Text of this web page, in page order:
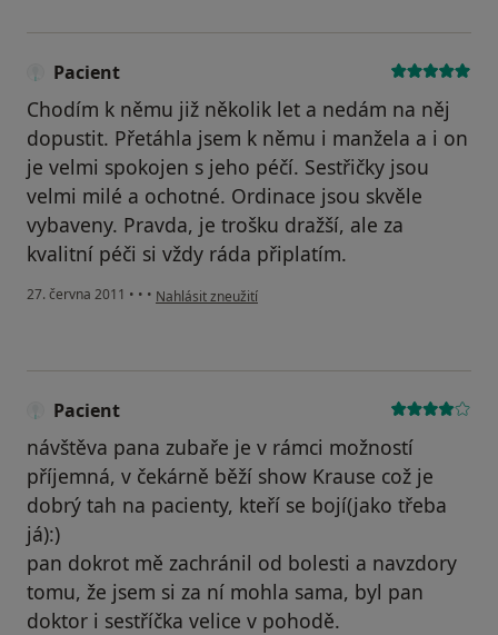
Pacient
Chodím k němu již několik let a nedám na něj
dopustit. Přetáhla jsem k němu i manžela a i on
je velmi spokojen s jeho péčí. Sestřičky jsou
velmi milé a ochotné. Ordinace jsou skvěle
vybaveny. Pravda, je trošku dražší, ale za
kvalitní péči si vždy ráda připlatím.
27. června 2011 • • • podle názoru uživatele Pacient
Nahlásit zneužití
Pacient
návštěva pana zubaře je v rámci možností
příjemná, v čekárně běží show Krause což je
dobrý tah na pacienty, kteří se bojí(jako třeba
já):)
pan dokrot mě zachránil od bolesti a navzdory
tomu, že jsem si za ní mohla sama, byl pan
doktor i sestříčka velice v pohodě.